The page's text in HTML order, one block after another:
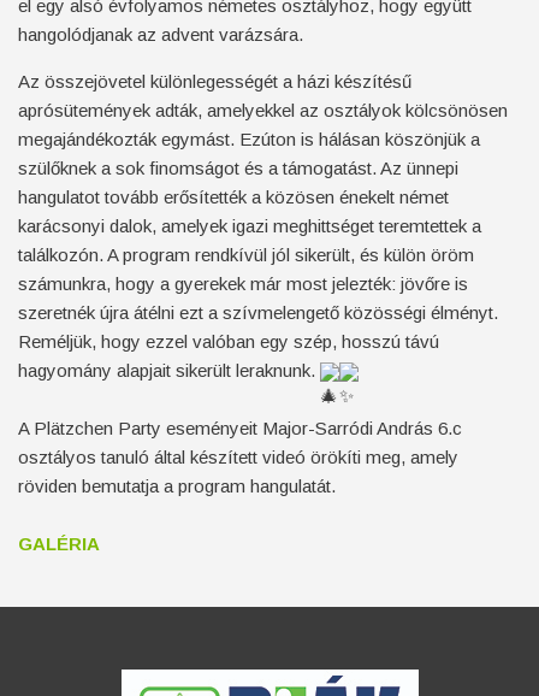
el egy alsó évfolyamos németes osztályhoz, hogy együtt
hangolódjanak az advent varázsára.
Az összejövetel különlegességét a házi készítésű
aprósütemények adták, amelyekkel az osztályok kölcsönösen
megajándékozták egymást. Ezúton is hálásan köszönjük a
szülőknek a sok finomságot és a támogatást. Az ünnepi
hangulatot tovább erősítették a közösen énekelt német
karácsonyi dalok, amelyek igazi meghittséget teremtettek a
találkozón. A program rendkívül jól sikerült, és külön öröm
számunkra, hogy a gyerekek már most jelezték: jövőre is
szeretnék újra átélni ezt a szívmelengető közösségi élményt.
Reméljük, hogy ezzel valóban egy szép, hosszú távú
hagyomány alapjait sikerült leraknunk.
A Plätzchen Party eseményeit Major-Sarródi András 6.c
osztályos tanuló által készített videó örökíti meg, amely
röviden bemutatja a program hangulatát.
GALÉRIA